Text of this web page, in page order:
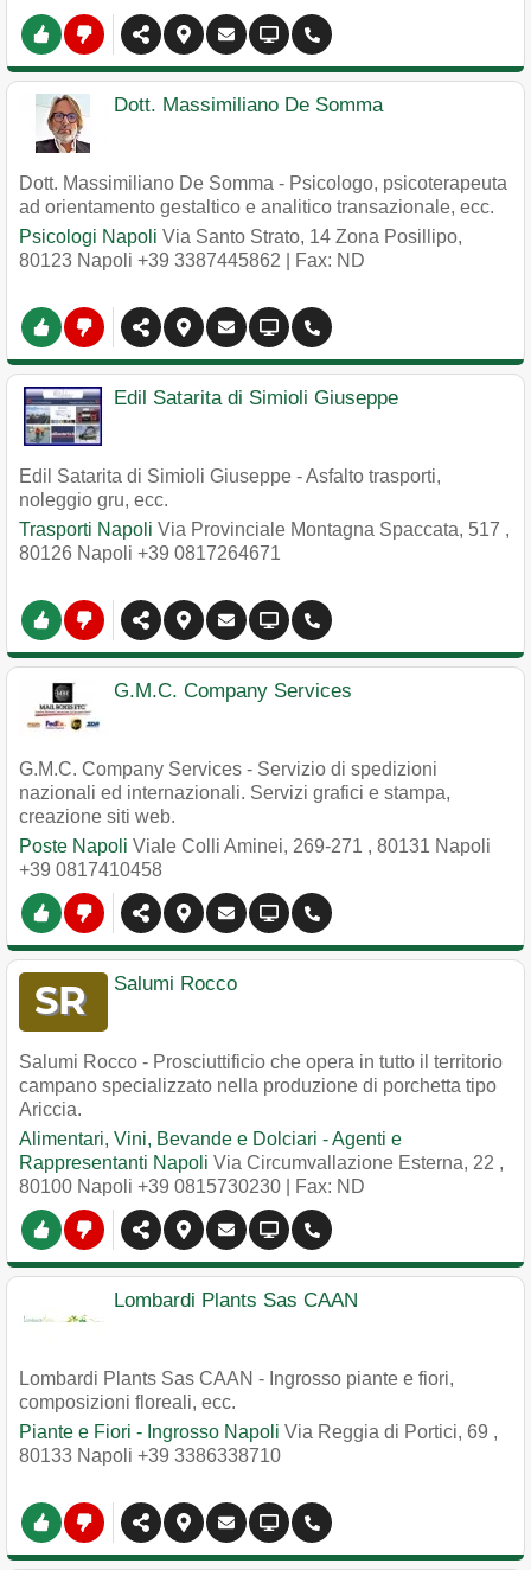
Dott. Massimiliano De Somma
Dott. Massimiliano De Somma - Psicologo, psicoterapeuta
ad orientamento gestaltico e analitico transazionale, ecc.
Psicologi Napoli Via Santo Strato, 14 Zona Posillipo,
80123 Napoli +39 3387445862 | Fax: ND
Edil Satarita di Simioli Giuseppe
Edil Satarita di Simioli Giuseppe - Asfalto trasporti,
noleggio gru, ecc.
Trasporti Napoli Via Provinciale Montagna Spaccata, 517 ,
80126 Napoli +39 0817264671
G.M.C. Company Services
G.M.C. Company Services - Servizio di spedizioni
nazionali ed internazionali. Servizi grafici e stampa,
creazione siti web.
Poste Napoli Viale Colli Aminei, 269-271 , 80131 Napoli
+39 0817410458
Salumi Rocco
Salumi Rocco - Prosciuttificio che opera in tutto il territorio
campano specializzato nella produzione di porchetta tipo
Ariccia.
Alimentari, Vini, Bevande e Dolciari - Agenti e
Rappresentanti Napoli Via Circumvallazione Esterna, 22 ,
80100 Napoli +39 0815730230 | Fax: ND
Lombardi Plants Sas CAAN
Lombardi Plants Sas CAAN - Ingrosso piante e fiori,
composizioni floreali, ecc.
Piante e Fiori - Ingrosso Napoli Via Reggia di Portici, 69 ,
80133 Napoli +39 3386338710